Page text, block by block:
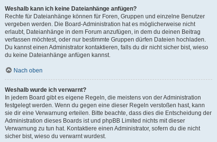
Weshalb kann ich keine Dateianhänge anfügen?
Rechte für Dateianhänge können für Foren, Gruppen und einzelne Benutzer
vergeben werden. Die Board-Administration hat es möglicherweise nicht
erlaubt, Dateianhänge in dem Forum anzufügen, in dem du deinen Beitrag
verfassen möchtest, oder nur bestimmte Gruppen dürfen Dateien hochladen.
Du kannst einen Administrator kontaktieren, falls du dir nicht sicher bist, wieso
du keine Dateianhänge anfügen kannst.
Nach oben
Weshalb wurde ich verwarnt?
In jedem Board gibt es eigene Regeln, die meistens von der Administration
festgelegt werden. Wenn du gegen eine dieser Regeln verstoßen hast, kann
sie dir eine Verwarnung erteilen. Bitte beachte, dass dies die Entscheidung der
Administration dieses Boards ist und phpBB Limited nichts mit dieser
Verwarnung zu tun hat. Kontaktiere einen Administrator, sofern du die nicht
sicher bist, wieso du verwarnt wurdest.